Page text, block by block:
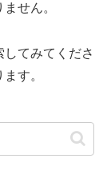
せん。
てみてくださ
かります。